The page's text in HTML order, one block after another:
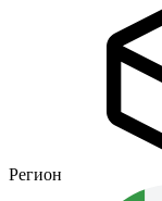
Регион